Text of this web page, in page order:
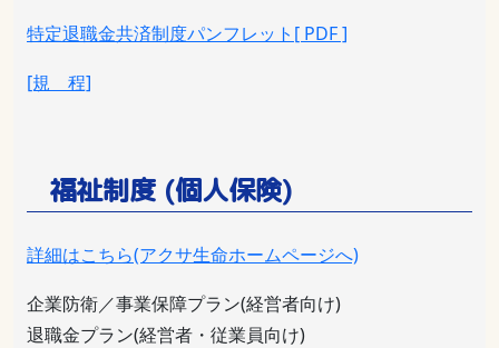
特定退職金共済制度パンフレット[ PDF ]
[規 程]
福祉制度 (個人保険)
詳細はこちら(アクサ生命ホームページへ)
企業防衛／事業保障プラン(経営者向け)
退職金プラン(経営者・従業員向け)